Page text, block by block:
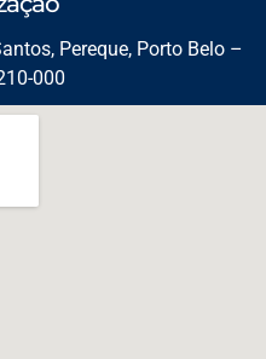
Pereque, Porto Belo –
000